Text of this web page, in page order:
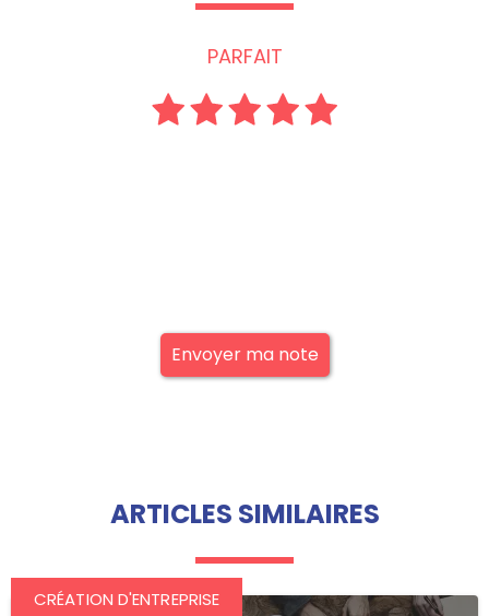
PARFAIT
Envoyer ma note
ARTICLES SIMILAIRES
CRÉATION D'ENTREPRISE